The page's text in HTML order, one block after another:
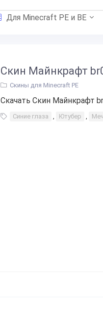
Для Minecraft PE и BE
Скин Майнкрафт
Скины для Minecraft PE
Скачать Скин Майнкрафт
Синие глаза , Ютубер ,